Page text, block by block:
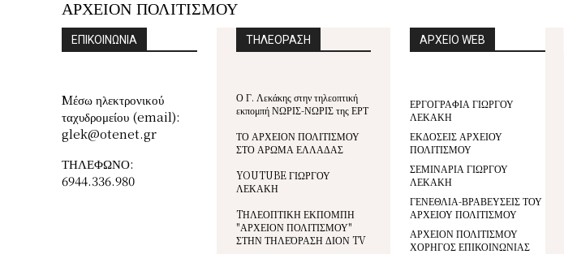
ΑΡΧΕΙΟΝ ΠΟΛΙΤΙΣΜΟΥ
ΕΠΙΚΟΙΝΩΝΙΑ
Mέσω ηλεκτρονικού
ταχυδρομείου (email):
glek@otenet.gr
ΤΗΛΕΦΩΝΟ:
6944.336.980
ΤΗΛΕΟΡΑΣΗ
Ο Γ. Λεκάκης στην τηλεοπτική
εκπομπή ΝΩΡΙΣ-ΝΩΡΙΣ της ΕΡΤ
ΤΟ ΑΡΧΕΙΟΝ ΠΟΛΙΤΙΣΜΟΥ
ΣΤΟ ΑΡΩΜΑ ΕΛΛΑΔΑΣ
YOUTUBE ΓΙΩΡΓΟΥ
ΛΕΚΑΚΗ
TΗΛΕΟΠΤΙΚΗ ΕΚΠΟΜΠΗ
"ΑΡΧΕΙΟΝ ΠΟΛΙΤΙΣΜΟΥ"
ΣΤΗΝ ΤΗΛΕΌΡΑΣΗ ΔΙΟΝ TV
ΑΡΧΕΙΟ WEB
ΕΡΓΟΓΡΑΦΙΑ ΓΙΩΡΓΟΥ
ΛΕΚΑΚΗ
ΕΚΔΟΣΕΙΣ ΑΡΧΕΙΟΥ
ΠΟΛΙΤΙΣΜΟΥ
ΣΕΜΙΝΑΡΙΑ ΓΙΩΡΓΟΥ
ΛΕΚΑΚΗ
ΓΕΝΕΘΛΙΑ-ΒΡΑΒΕΥΣΕΙΣ ΤΟΥ
ΑΡΧΕΙΟΥ ΠΟΛΙΤΙΣΜΟΥ
ΑΡΧΕΙΟΝ ΠΟΛΙΤΙΣΜΟΥ
ΧΟΡΗΓΟΣ ΕΠΙΚΟΙΝΩΝΙΑΣ